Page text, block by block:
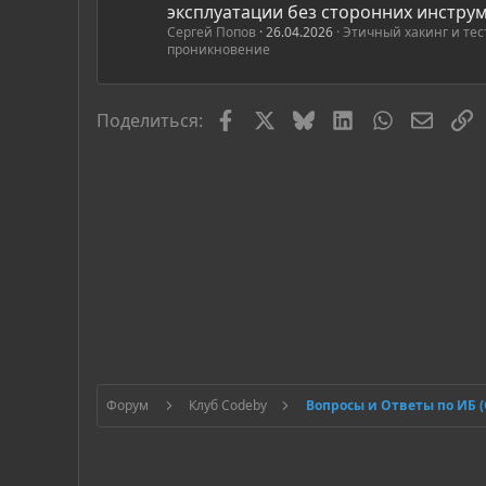
эксплуатации без сторонних
Сергей Попов 26.04.2026 Этичный хакинг и
проникновение
Поделиться: FacebookBlueskyLinkedInWhatsApp
Форум Клуб Codeby Вопросы и Ответы по ИБ